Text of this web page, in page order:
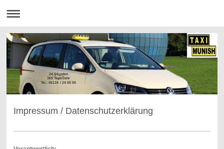
24 Stunden
365 Tage/Jahr
Tel.: 06134 / 24 00 05
Impressum / Datenschutzerklärung